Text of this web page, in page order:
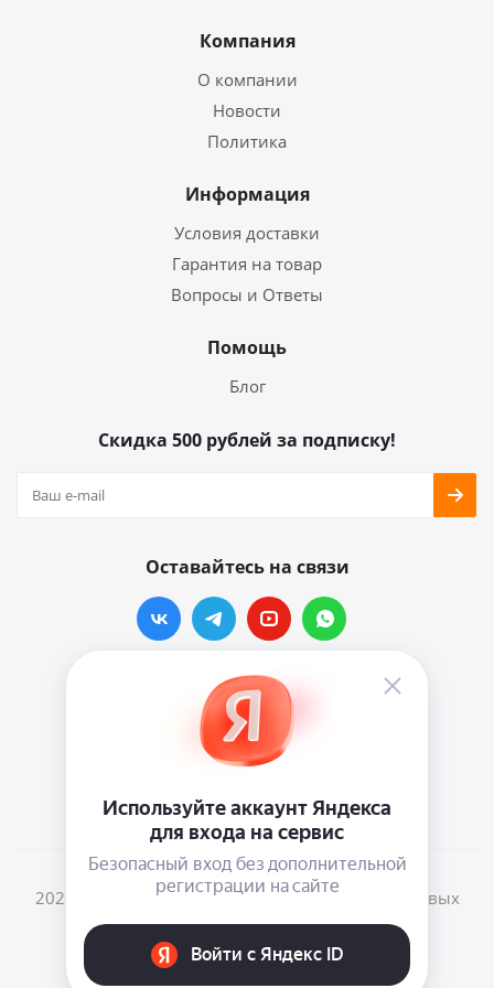
Компания
О компании
Новости
Политика
Информация
Условия доставки
Гарантия на товар
Вопросы и Ответы
Помощь
Блог
Скидка 500 рублей за подписку!
Оставайтесь на связи
Наши контакты
info@vinylmarkt.ru
2026 © Винилмаркт - интернет-магазин виниловых
пластинок